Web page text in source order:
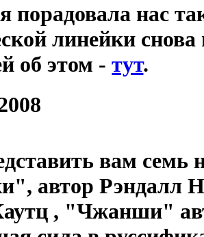
порадовала нас
линейки
об этом -тут.
вам семь
автор Рэндалл
, "Чжанши"